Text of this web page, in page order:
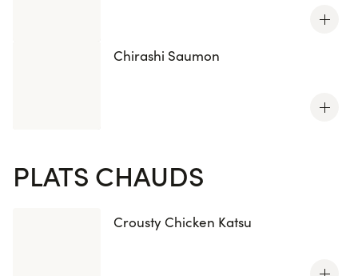
Chirashi Saumon
PLATS CHAUDS
Crousty Chicken Katsu